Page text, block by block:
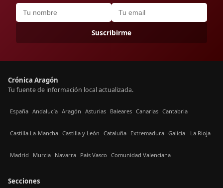
Suscribirme
Crónica Aragón
Tu fuente de información local actualizada.
España Andalucía Aragón Asturias Baleares Canarias Cantabria
Castilla La-Mancha Castilla y León Cataluña Extremadura Galicia La Rioja
Madrid Murcia Navarra País Vasco Comunidad Valenciana
Secciones